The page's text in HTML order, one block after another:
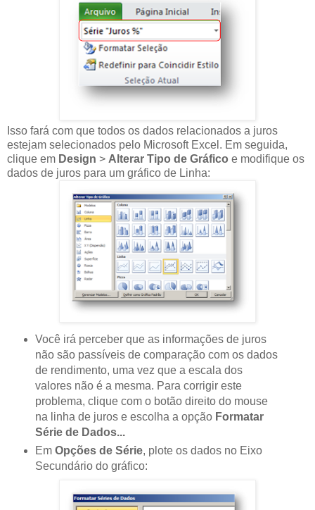
Isso fará com que todos os dados relacionados a juros
estejam selecionados pelo Microsoft Excel. Em seguida,
clique em Design > Alterar Tipo de Gráfico e modifique os
dados de juros para um gráfico de Linha:
Você irá perceber que as informações de juros
não são passíveis de comparação com os dados
de rendimento, uma vez que a escala dos
valores não é a mesma. Para corrigir este
problema, clique com o botão direito do mouse
na linha de juros e escolha a opção Formatar
Série de Dados...
Em Opções de Série, plote os dados no Eixo
Secundário do gráfico: